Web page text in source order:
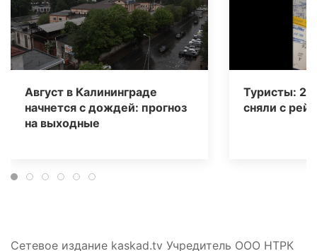
Август в Калининграде
начнется с дождей: прогноз
на выходные
Туристы: 20
сняли с
Сетевое издание kaskad.tv Учредитель ООО НТРК